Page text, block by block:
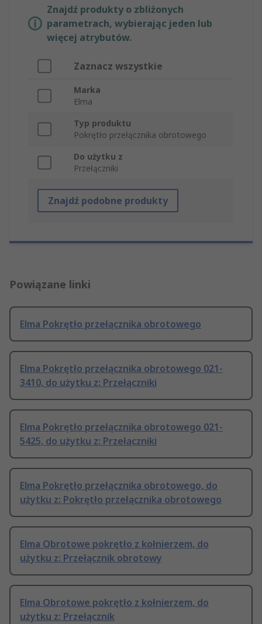
Znajdź produkty o zbliżonych
parametrach, wybierając jeden lub
więcej atrybutów.
Zaznacz wszystkie
Marka
Elma
Typ produktu
Pokrętło przełącznika obrotowego
Do użytku z
Przełączniki
Znajdź podobne produkty
Powiązane linki
Elma Pokrętło przełącznika obrotowego
Elma Pokrętło przełącznika obrotowego 021-
3410, do użytku z: Przełączniki
Elma Pokrętło przełącznika obrotowego 021-
5425, do użytku z: Przełączniki
Elma Pokrętło przełącznika obrotowego, do
użytku z: Pokrętło przełącznika obrotowego
Elma Obrotowe pokrętło z kołnierzem, do
użytku z: Przełącznik obrotowy
Elma Obrotowe pokrętło z kołnierzem, do
użytku z: Przełącznik